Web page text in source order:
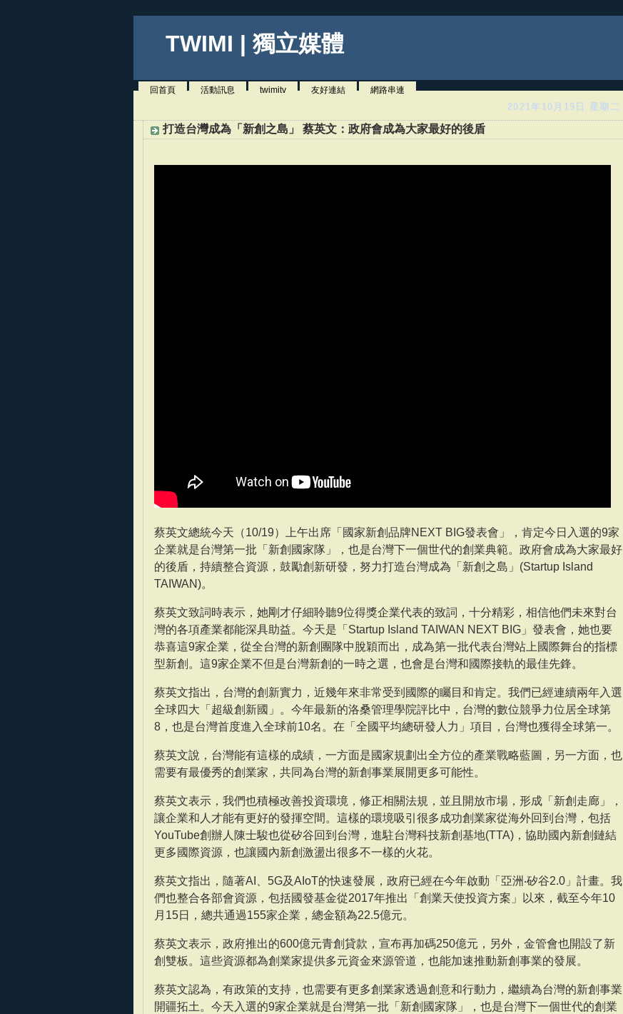
TWIMI | 獨立媒體
回首頁 活動訊息 twimitv 友好連結 網路串連
2021年10月19日 星期二
打造台灣成為「新創之島」 蔡英文：政府會成為大家最好的後盾
蔡英文總統今天（10/19）上午出席「國家新創品牌NEXT BIG發表會」，肯定今日入選的9家
企業就是台灣第一批「新創國家隊」，也是台灣下一個世代的創業典範。政府會成為大家最好
的後盾，持續整合資源，鼓勵創新研發，努力打造台灣成為「新創之島」(Startup Island
TAIWAN)。
蔡英文致詞時表示，她剛才仔細聆聽9位得獎企業代表的致詞，十分精彩，相信他們未來對台
灣的各項產業都能深具助益。今天是「Startup Island TAIWAN NEXT BIG」發表會，她也要
恭喜這9家企業，從全台灣的新創團隊中脫穎而出，成為第一批代表台灣站上國際舞台的指標
型新創。這9家企業不但是台灣新創的一時之選，也會是台灣和國際接軌的最佳先鋒。
蔡英文指出，台灣的創新實力，近幾年來非常受到國際的矚目和肯定。我們已經連續兩年入選
全球四大「超級創新國」。今年最新的洛桑管理學院評比中，台灣的數位競爭力位居全球第
8，也是台灣首度進入全球前10名。在「全國平均總研發人力」項目，台灣也獲得全球第一。
蔡英文說，台灣能有這樣的成績，一方面是國家規劃出全方位的產業戰略藍圖，另一方面，也
需要有最優秀的創業家，共同為台灣的新創事業展開更多可能性。
蔡英文表示，我們也積極改善投資環境，修正相關法規，並且開放市場，形成「新創走廊」，
讓企業和人才能有更好的發揮空間。這樣的環境吸引很多成功創業家從海外回到台灣，包括
YouTube創辦人陳士駿也從矽谷回到台灣，進駐台灣科技新創基地(TTA)，協助國內新創鏈結
更多國際資源，也讓國內新創激盪出很多不一樣的火花。
蔡英文指出，隨著AI、5G及AIoT的快速發展，政府已經在今年啟動「亞洲‧矽谷2.0」計畫。我
們也整合各部會資源，包括國發基金從2017年推出「創業天使投資方案」以來，截至今年10
月15日，總共通過155家企業，總金額為22.5億元。
蔡英文表示，政府推出的600億元青創貸款，宣布再加碼250億元，另外，金管會也開設了新
創雙板。這些資源都為創業家提供多元資金來源管道，也能加速推動新創事業的發展。
蔡英文認為，有政策的支持，也需要有更多創業家透過創意和行動力，繼續為台灣的新創事業
開疆拓土。今天入選的9家企業就是台灣第一批「新創國家隊」，也是台灣下一個世代的創業